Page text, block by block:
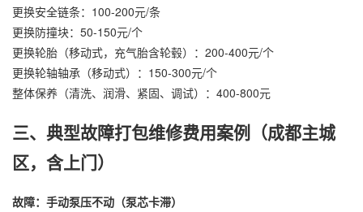
更换安全链条：100-200元/条
更换防撞块：50-150元/个
更换轮胎（移动式，充气胎含轮毂）：200-400元/个
更换轮轴轴承（移动式）：150-300元/个
整体保养（清洗、润滑、紧固、调试）：400-800元
三、典型故障打包维修费用案例（成都主城
区，含上门）
故障：手动泵压不动（泵芯卡滞）